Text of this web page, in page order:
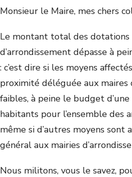
Monsieur le Maire, mes chers
Le montant total des dotations
d’arrondissement dépasse à
: c’est dire si les moyens
proximité déléguée aux maires
faibles, à peine le budget
habitants pour l’ensemble des
même si d’autres moyens
général aux mairies
Nous militons, vous le savez,